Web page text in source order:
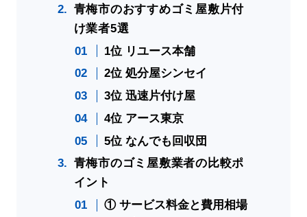
青梅市のおすすめゴミ屋敷片付
け業者5選
1位 リユース本舗
2位 処分屋シンセイ
3位 迅速片付け屋
4位 アース東京
5位 なんでも回収団
青梅市のゴミ屋敷業者の比較ポ
イント
① サービス料金と費用相場